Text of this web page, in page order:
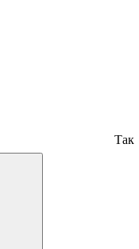
Так